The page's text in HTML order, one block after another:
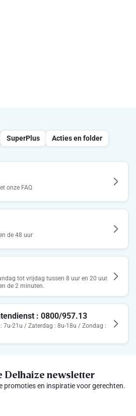
SuperPlus
Acties en folder
onze FAQ
de 48 uur
tot vrijdag tussen 8 uur en 20 uur.
de 2 minuten.
: 0800/957.13
7u-21u / Zaterdag : 8u-18u / Zondag :
Delhaize newsletter
promoties en inspiratie voor gerechten.